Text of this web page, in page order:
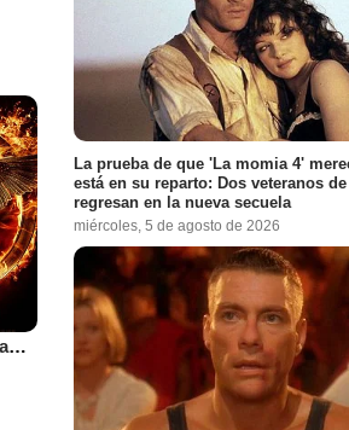
Los juegos del hambre: Sinsajo - Parte 1
La prueba de que 'La momia 4'
está en su reparto: Dos veteranos
regresan en la nueva secuela
miércoles, 5 de agosto de 2026